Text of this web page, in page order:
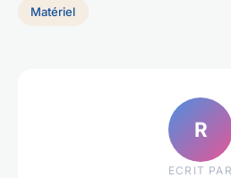
Matériel
R
ECRIT PAR